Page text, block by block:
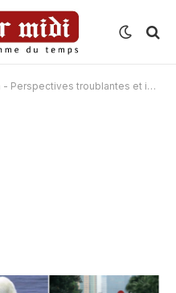
et inquiétantes pour notre planète (par Majib Sène)